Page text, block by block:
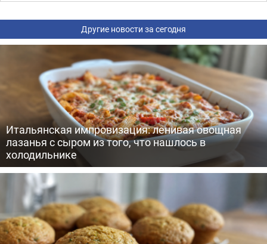
Другие новости за сегодня
Итальянская импровизация: ленивая овощная
лазанья с сыром из того, что нашлось в
холодильнике